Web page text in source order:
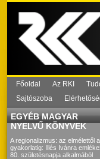
Főoldal Az RKI
Sajtószoba
EGYÉB MAGYAR
NYELVŰ KÖNYVEK
A regionalizmus: az elmélettől a
gyakorlatig: Illés Ivánra
80. születésnapja alkalmából